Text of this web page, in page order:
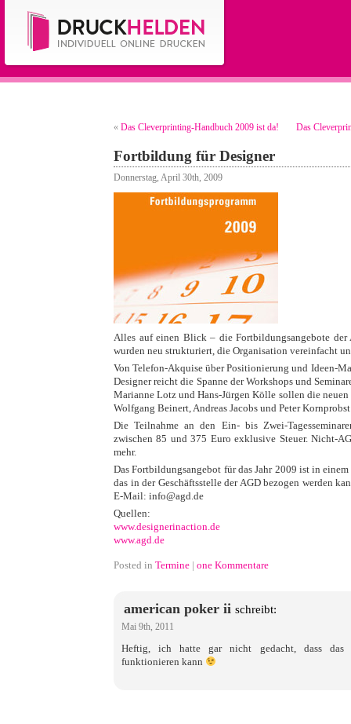
« Das Cleverprinting-Handbuch 2009 ist da! Das
Fortbildung für Designer
Donnerstag, April 30th, 2009
Alles auf einen Blick – die Fortbildungsangebote der
wurden neu strukturiert, die Organisation vereinfacht
Von Telefon-Akquise über Positionierung und Ideen-
Designer reicht die Spanne der Workshops und
Marianne Lotz und Hans-Jürgen Kölle sollen die
Wolfgang Beinert, Andreas Jacobs und Peter
Die Teilnahme an den Ein- bis Zwei-
zwischen 85 und 375 Euro exklusive Steuer. Nicht-
mehr.
Das Fortbildungsangebot für das Jahr 2009 ist in
das in der Geschäftsstelle der AGD bezogen werden
E-Mail: info@agd.de
Quellen:
www.designerinaction.de
www.agd.de
Posted in Termine | one Kommentare
american poker ii schreibt:
Mai 9th, 2011
Heftig, ich hatte gar nicht gedacht, dass
funktionieren kann